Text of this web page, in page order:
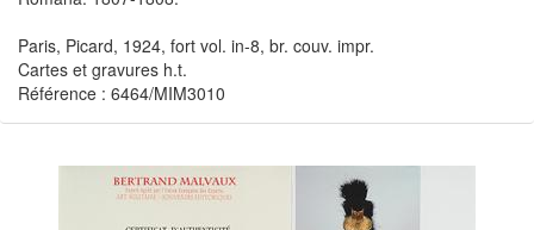
Paris, Picard, 1924, fort vol. in-8, br. couv. impr.
Cartes et gravures h.t.
Référence : 6464/MIM3010